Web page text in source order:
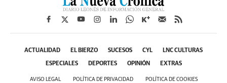
ACTUALIDAD EL BIERZO SUCESOS CYL LNC CULTURAS
ESPECIALES DEPORTES OPINIÓN EXTRAS
AVISO LEGAL POLÍTICA DE PRIVACIDAD POLÍTICA DE COOKIES